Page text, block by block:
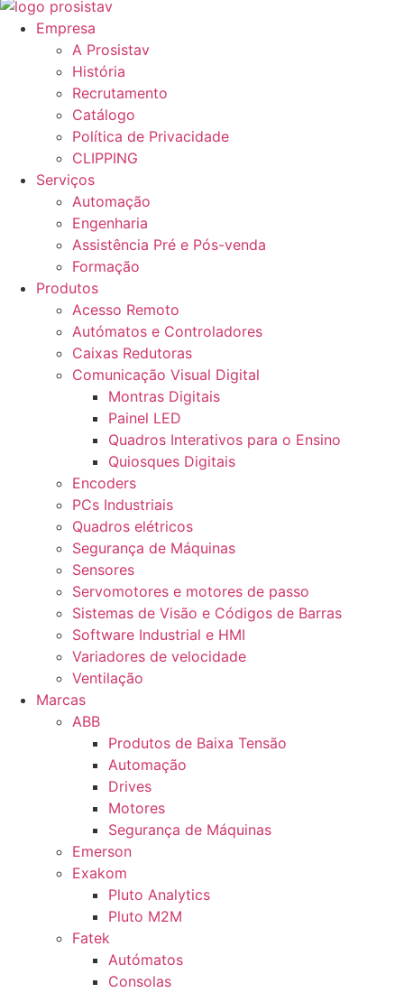
Empresa
A Prosistav
História
Recrutamento
Catálogo
Política de Privacidade
CLIPPING
Serviços
Automação
Engenharia
Assistência Pré e Pós-venda
Formação
Produtos
Acesso Remoto
Autómatos e Controladores
Caixas Redutoras
Comunicação Visual Digital
Montras Digitais
Painel LED
Quadros Interativos para o Ensino
Quiosques Digitais
Encoders
PCs Industriais
Quadros elétricos
Segurança de Máquinas
Sensores
Servomotores e motores de passo
Sistemas de Visão e Códigos de Barras
Software Industrial e HMI
Variadores de velocidade
Ventilação
Marcas
ABB
Produtos de Baixa Tensão
Automação
Drives
Motores
Segurança de Máquinas
Emerson
Exakom
Pluto Analytics
Pluto M2M
Fatek
Autómatos
Consolas